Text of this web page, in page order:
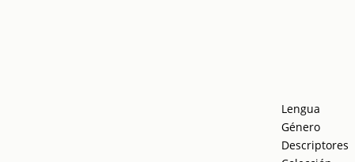
Lengua
Género
Descriptores